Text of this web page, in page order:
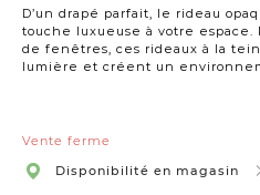
D’un drapé parfait, le rideau
touche luxueuse à votre espace.
de fenêtres, ces rideaux à la
lumière et créent un
po
x
96
po
Vente ferme
Disponibilité en magasin